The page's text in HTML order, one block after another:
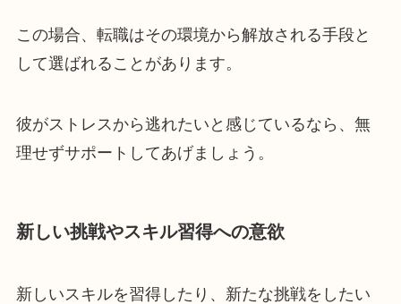
この場合、転職はその環境から解放される手段と
して選ばれることがあります。
彼がストレスから逃れたいと感じているなら、無
理せずサポートしてあげましょう。
新しい挑戦やスキル習得への意欲
新しいスキルを習得したり、新たな挑戦をしたい